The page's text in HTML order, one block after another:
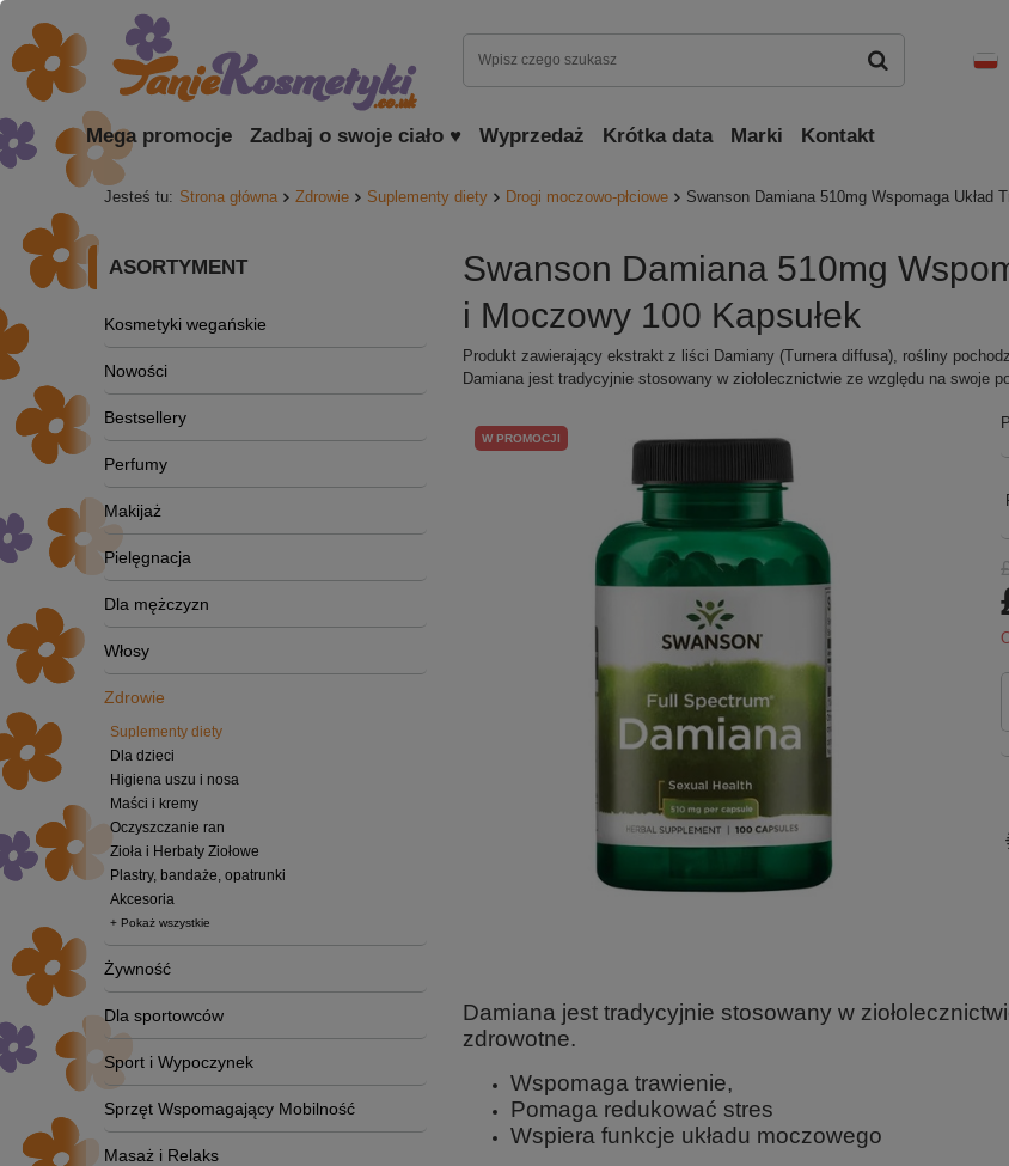
Mega promocje Zadbaj o swoje ciało ♥ Wyprzedaż Krótka data Marki Kontakt
Jesteś tu: Strona główna Zdrowie Suplementy diety Drogi moczowo-płciowe Swanson Damiana 510mg Wspomaga Układ
ASORTYMENT
Kosmetyki wegańskie
Nowości
Bestsellery
Perfumy
Makijaż
Pielęgnacja
Dla mężczyzn
Włosy
Zdrowie
Suplementy diety
Dla dzieci
Higiena uszu i nosa
Maści i kremy
Oczyszczanie ran
Zioła i Herbaty Ziołowe
Plastry, bandaże, opatrunki
Akcesoria
+ Pokaż wszystkie
Żywność
Dla sportowców
Sport i Wypoczynek
Sprzęt Wspomagający Mobilność
Masaż i Relaks
Swanson Damiana 510mg
i Moczowy 100 Kapsułek
Produkt zawierający ekstrakt z liści Damiany (Turnera diffusa), rośliny
Damiana jest tradycyjnie stosowany w ziołolecznictwie ze względu na swoje
W PROMOCJI
Damiana jest tradycyjnie stosowany w
zdrowotne.
Wspomaga trawienie,
Pomaga redukować stres
Wspiera funkcje układu moczowego